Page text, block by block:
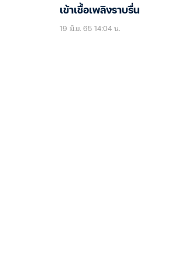
เข้าเชื้อเพลิงราบรื่น
19 มิ.ย. 65 14:04 น.